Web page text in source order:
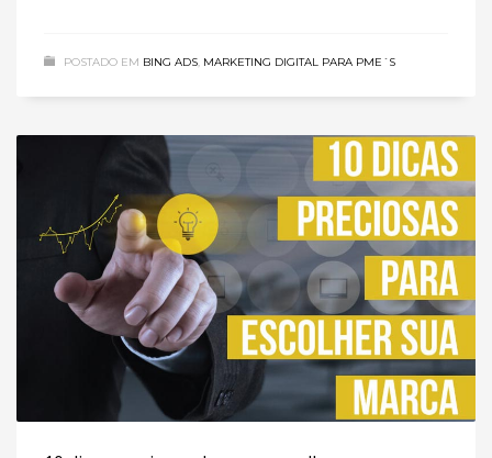
POSTADO EM BING ADS MARKETING DIGITAL PARA PME´S